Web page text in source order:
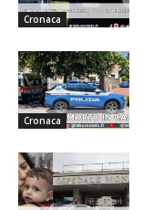
Cronaca
Cronaca